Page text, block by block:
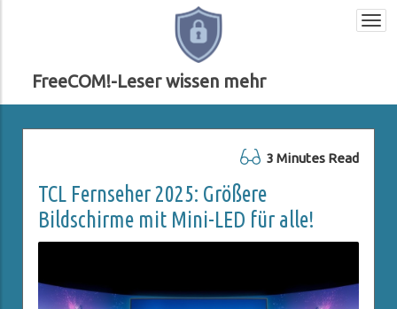
FreeCOM!-Leser wissen mehr
3 Minutes Read
TCL Fernseher 2025: Größere
Bildschirme mit Mini-LED für alle!